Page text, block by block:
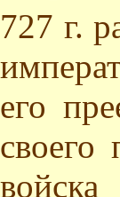
727 г.
его
своего